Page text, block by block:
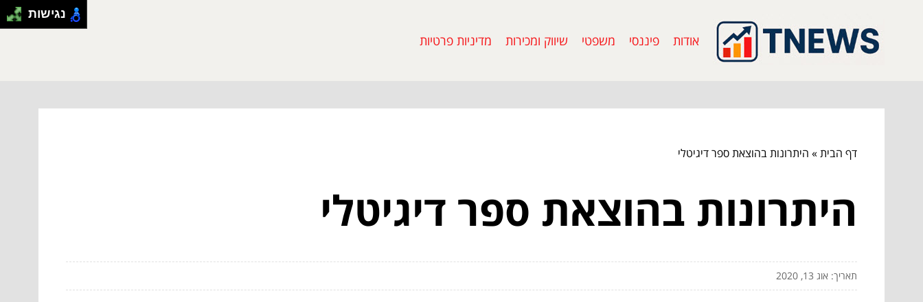
אודות פיננסי משפטי שיווק ומכירות מדיניות פרטיות
דף הבית» היתרונות בהוצאת ספר דיגיטלי
היתרונות בהוצאת ספר דיגיטלי
תאריך: אוג 13, 2020
נגישות